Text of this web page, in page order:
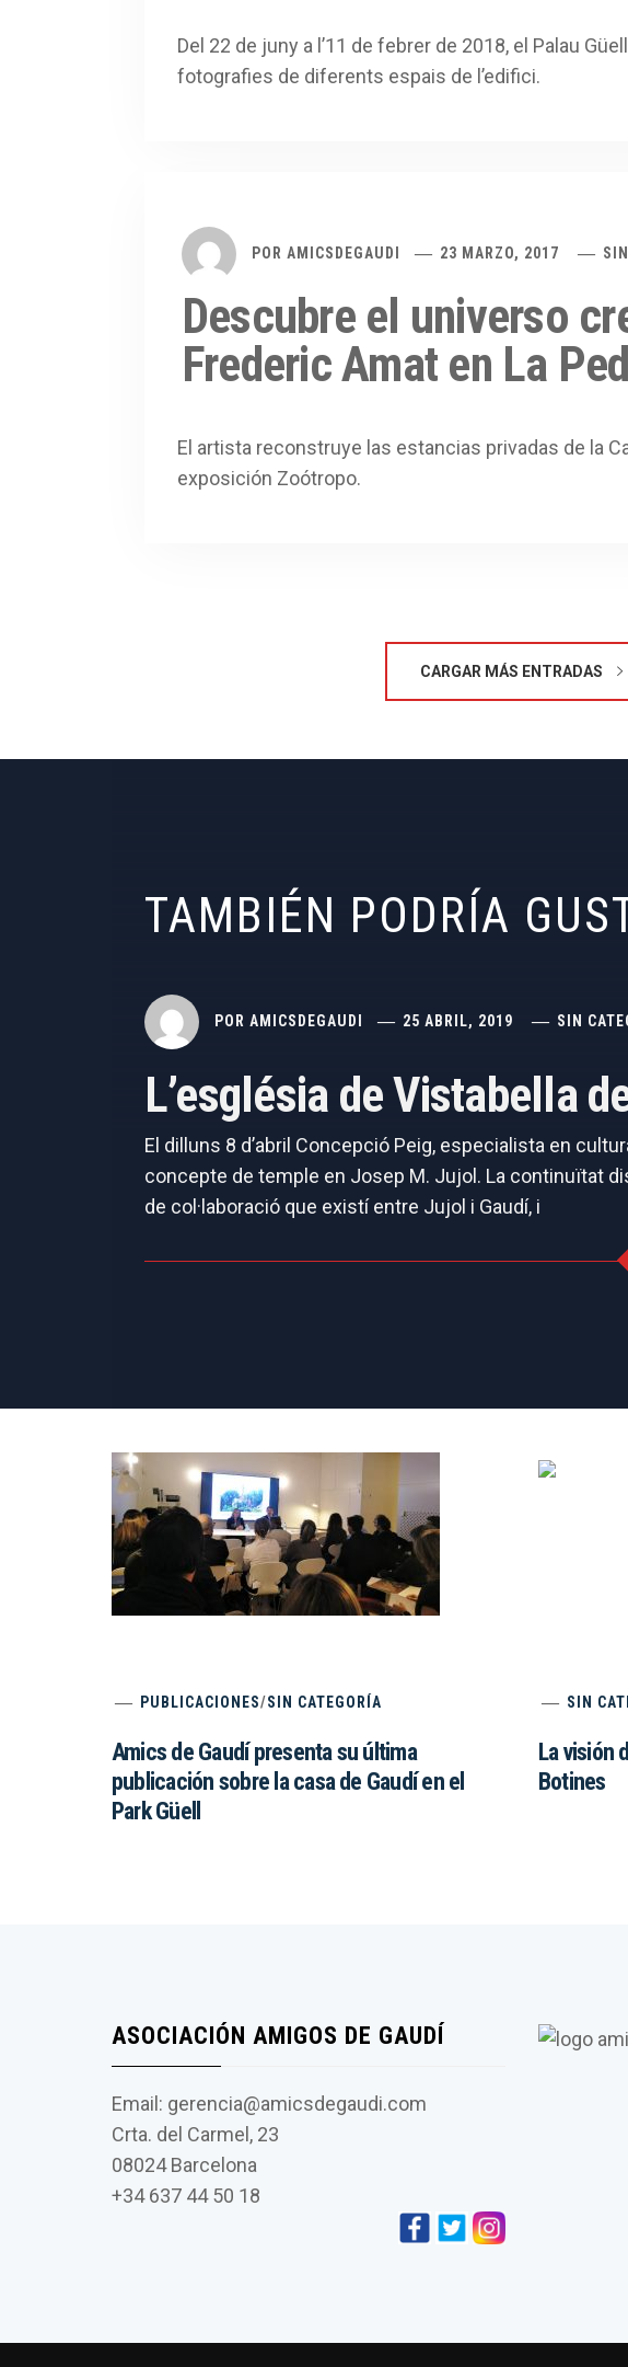
Del 22 de juny a l’11 de febrer de 2018, el Palau
fotografies de diferents espais de l’edifici.
POR AMICSDEGAUDI 23 MARZO, 2017
Descubre el universo
Frederic Amat en La
El artista reconstruye las estancias privadas de la
exposición Zoótropo.
CARGAR MÁS ENTRADAS
TAMBIÉN PODRÍA
POR AMICSDEGAUDI 25 ABRIL, 2019 SIN
L’església de Vistabella
El dilluns 8 d’abril Concepció Peig, especialista en
concepte de temple en Josep M. Jujol. La continuïtat
de col·laboració que existí entre Jujol i Gaudí, i
PUBLICACIONES/SIN CATEGORÍA
Amics de Gaudí presenta su última
publicación sobre la casa de Gaudí en el
Park Güell
SIN
La visión
Botines
ASOCIACIÓN AMIGOS DE GAUDÍ
Email: gerencia@amicsdegaudi.com
Crta. del Carmel, 23
08024 Barcelona
+34 637 44 50 18